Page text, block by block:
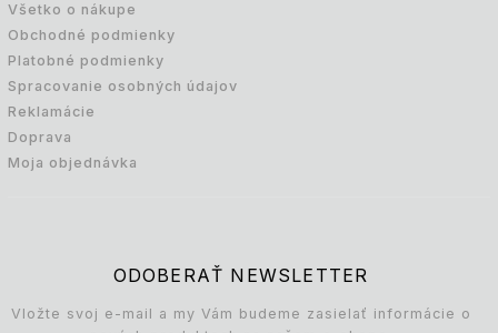
Všetko o nákupe
Obchodné podmienky
Platobné podmienky
Spracovanie osobných údajov
Reklamácie
Doprava
Moja objednávka
ODOBERAŤ NEWSLETTER
Vložte svoj e-mail a my Vám budeme zasielať informácie o